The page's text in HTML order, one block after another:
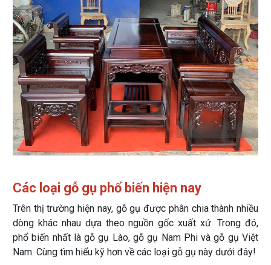
Các loại gỗ gụ phổ biến hiện nay
Trên thị trường hiện nay, gỗ gụ được phân chia thành nhiều
dòng khác nhau dựa theo nguồn gốc xuất xứ. Trong đó,
phổ biến nhất là gỗ gụ Lào, gỗ gụ Nam Phi và gỗ gụ Việt
Nam. Cùng tìm hiểu kỹ hơn về các loại gỗ gụ này dưới đây!